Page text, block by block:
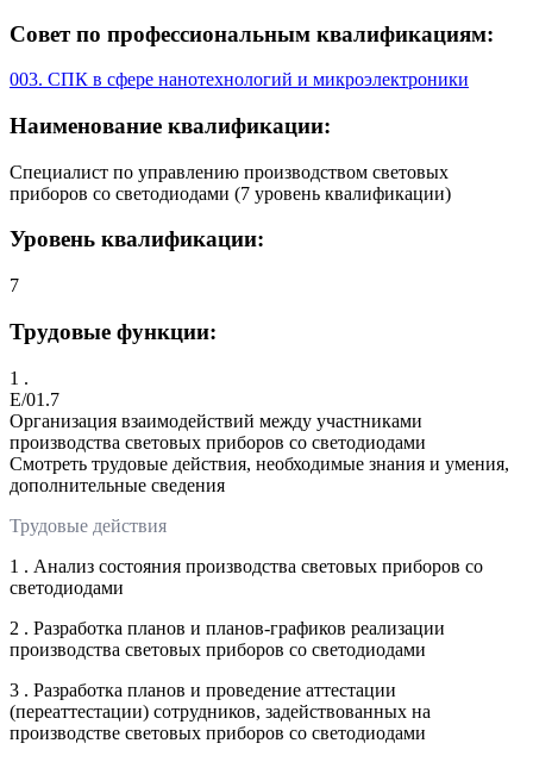
Совет по профессиональным квалификациям:
003. СПК в сфере нанотехнологий и микроэлектроники
Наименование квалификации:
Специалист по управлению производством световых
приборов со светодиодами (7 уровень квалификации)
Уровень квалификации:
7
Трудовые функции:
1 .
E/01.7
Организация взаимодействий между участниками
производства световых приборов со светодиодами
Смотреть трудовые действия, необходимые знания и умения,
дополнительные сведения
Трудовые действия
1 . Анализ состояния производства световых приборов со
светодиодами
2 . Разработка планов и планов-графиков реализации
производства световых приборов со светодиодами
3 . Разработка планов и проведение аттестации
(переаттестации) сотрудников, задействованных на
производстве световых приборов со светодиодами